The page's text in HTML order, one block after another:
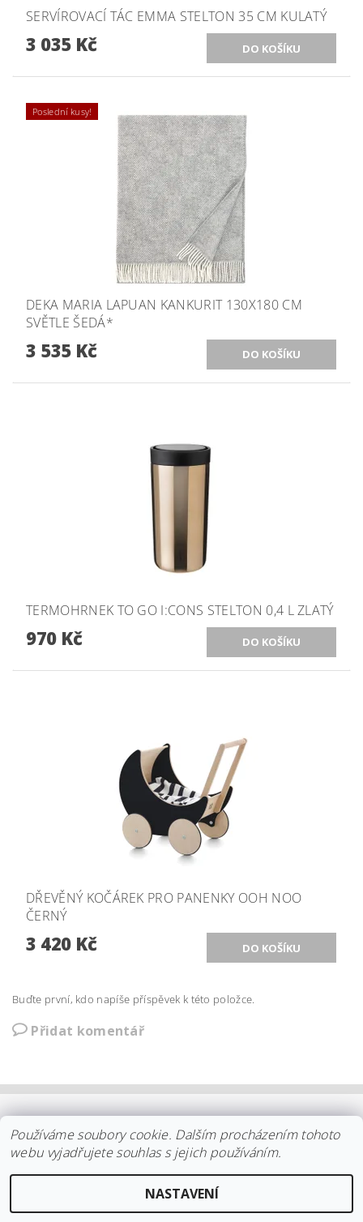
SERVÍROVACÍ TÁC EMMA STELTON 35 CM KULATÝ
3 035 Kč
Poslední kusy!
DEKA MARIA LAPUAN KANKURIT 130X180 CM
SVĚTLE ŠEDÁ*
3 535 Kč
TERMOHRNEK TO GO I:CONS STELTON 0,4 L ZLATÝ
970 Kč
DŘEVĚNÝ KOČÁREK PRO PANENKY OOH NOO
ČERNÝ
3 420 Kč
Buďte první, kdo napíše příspěvek k této položce.
Přidat komentář
| KOLEKCE STELTON | DISTRIBUCE IITTALA |
REKLAMACE/ODSTOUPENÍ | VŠE O NÁKUPU | KDO JSME
KONTAKT
2026 ©arki.cz, všechna práva vyhrazena
Používáme soubory cookie. Dalším procházením tohoto
webu vyjadřujete souhlas s jejich používáním.
NASTAVENÍ